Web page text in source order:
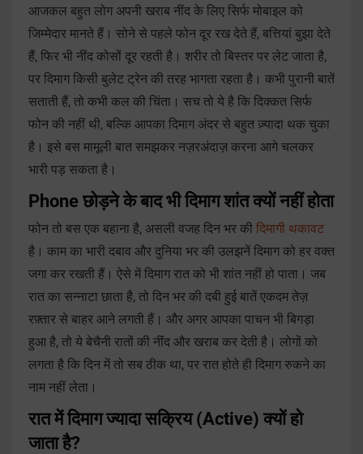
आजकल बहुत लोग अपनी खराब नींद के लिए सिर्फ मोबाइल को
जिम्मेदार मानते हैं। सोने से पहले फोन दूर रख देते हैं, बत्तियां बुझा देते
हैं, फिर भी नींद कोसों दूर रहती है। शरीर तो बिस्तर पर लेट जाता है,
पर दिमाग किसी बुलेट ट्रेन की तरह भागता रहता है। कभी पुरानी बातें
सताती हैं, तो कभी कल की चिंता। सच तो ये है कि दिक्कत सिर्फ
फोन की नहीं थी, बल्कि आपका दिमाग अंदर से बहुत ज़्यादा थक चुका
है। इसे बस मामूली बात समझकर नज़रअंदाज़ करना आगे चलकर
भारी पड़ सकता है।
Phone छोड़ने के बाद भी दिमाग शांत क्यों नहीं होता
फोन तो बस एक बहाना है, असली वजह दिन भर की दिमागी थकावट
है। काम का भारी दबाव और दुनिया भर की उलझनें दिमाग को हर वक्त
जगा कर रखती हैं। ऐसे में दिमाग रात को भी शांत नहीं हो पाता। जब
रात का सन्नाटा छाता है, तो दिन भर की दबी हुई बातें एकदम तेज़
रफ़्तार से बाहर आने लगती हैं। और अगर आपका पाचन भी बिगड़ा
हुआ है, तो ये बेचैनी रातों की नींद और खराब कर देती है। लोगों को
लगता है कि दिन में तो सब ठीक था, पर रात होते ही दिमाग रुकने का
नाम नहीं लेता।
रात में दिमाग ज्यादा सक्रिय (Active) क्यों हो
जाता है?